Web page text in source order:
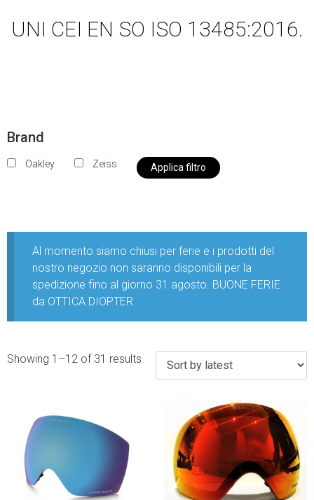
UNI CEI EN SO ISO 13485:2016.
Brand
Oakley Zeiss Applica filtro
Al momento siamo chiusi per ferie e i prodotti del
nostro negozio non saranno disponibili per la
spedizione fino al giorno 31 agosto. BUONE FERIE
da OTTICA DIOPTER
Showing 1–12 of 31 results